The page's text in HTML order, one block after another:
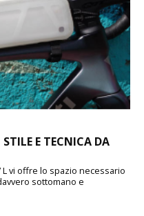
E TECNICA DA
L vi offre lo spazio necessario
sottomano e